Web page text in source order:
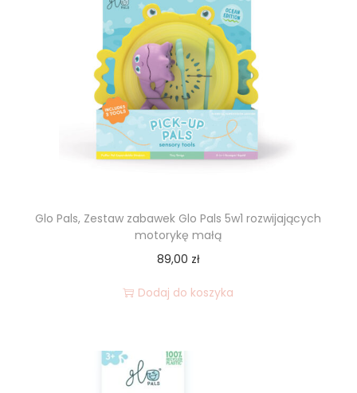
Glo Pals, Zestaw zabawek Glo Pals 5w1 rozwijających
motorykę małą
89,00 zł
Dodaj do koszyka